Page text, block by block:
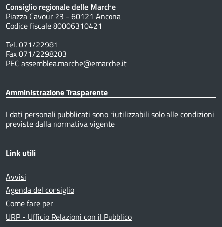
Consiglio regionale delle Marche
Piazza Cavour 23 - 60121 Ancona
Codice fiscale 80006310421
Tel. 071/22981
Fax 071/2298203
PEC assemblea.marche@emarche.it
Amministrazione Trasparente
I dati personali pubblicati sono riutilizzabili solo alle condizioni
previste dalla normativa vigente
Link utili
Avvisi
Agenda del consiglio
Come fare per
URP - Ufficio Relazioni con il Pubblico